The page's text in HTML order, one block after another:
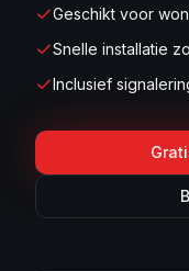
Geschikt voor
Snelle installatie
Inclusief